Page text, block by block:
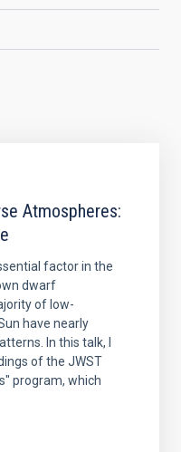
Atmospheres:
factor in the
dwarf
of low-
have nearly
In this talk, I
of the JWST
program, which